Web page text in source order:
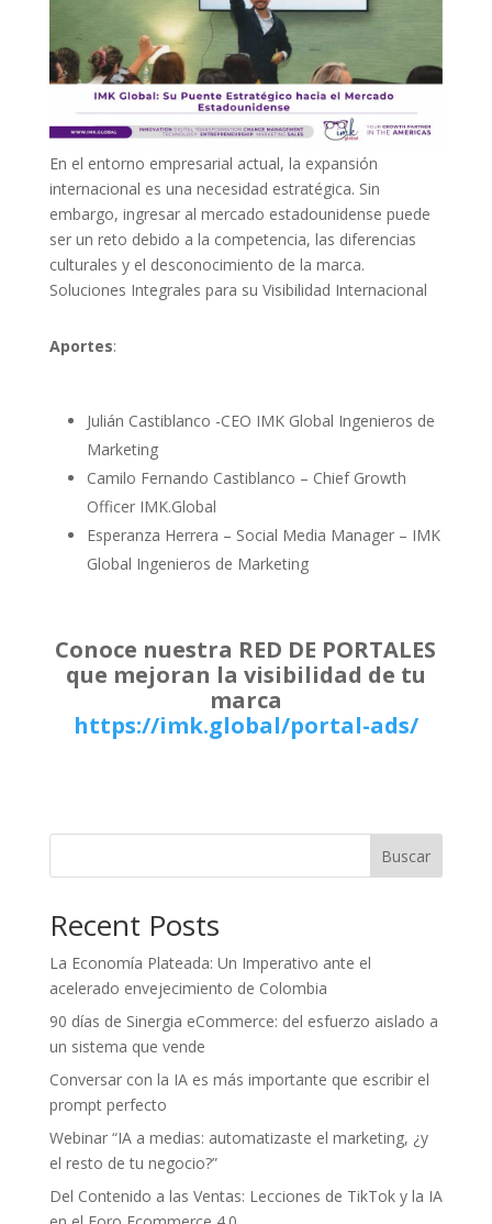
En el entorno empresarial actual, la expansión
internacional es una necesidad estratégica. Sin
embargo, ingresar al mercado estadounidense puede
ser un reto debido a la competencia, las diferencias
culturales y el desconocimiento de la marca.
Soluciones Integrales para su Visibilidad Internacional
Aportes:
Julián Castiblanco -CEO IMK Global Ingenieros de
Marketing
Camilo Fernando Castiblanco – Chief Growth
Officer IMK.Global
Esperanza Herrera – Social Media Manager – IMK
Global Ingenieros de Marketing
Conoce nuestra RED DE PORTALES
que mejoran la visibilidad de tu
marca
https://imk.global/portal-ads/
Buscar
Recent Posts
La Economía Plateada: Un Imperativo ante el
acelerado envejecimiento de Colombia
90 días de Sinergia eCommerce: del esfuerzo aislado a
un sistema que vende
Conversar con la IA es más importante que escribir el
prompt perfecto
Webinar “IA a medias: automatizaste el marketing, ¿y
el resto de tu negocio?”
Del Contenido a las Ventas: Lecciones de TikTok y la IA